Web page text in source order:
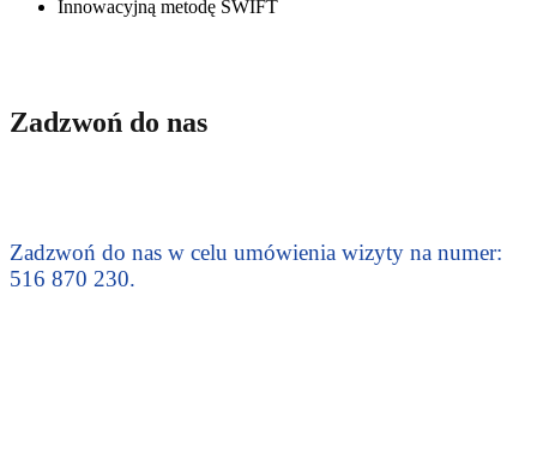
Innowacyjną metodę SWIFT
Zadzwoń do nas
Zadzwoń do nas w celu umówienia wizyty na numer:
516 870 230.